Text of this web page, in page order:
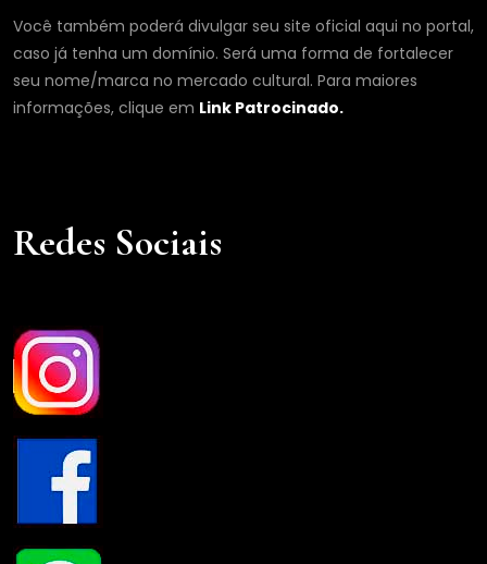
Você também poderá divulgar seu site oficial aqui no portal,
caso já tenha um domínio. Será uma forma de fortalecer
seu nome/marca no mercado cultural. Para maiores
informações, clique em Link Patrocinado.
Redes Sociais